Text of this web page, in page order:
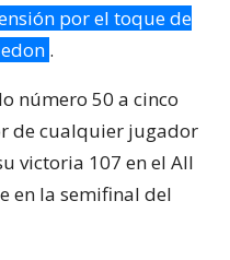
por el toque de
.
número 50 a cinco
de cualquier jugador
victoria 107 en el All
en la semifinal del